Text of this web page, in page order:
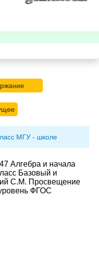
МГУ - школе
Алгебра и начала
Базовый и
С.М. Просвещение
ФГОС